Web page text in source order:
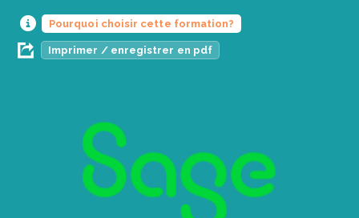
Pourquoi choisir cette formation?
Imprimer / enregistrer en pdf